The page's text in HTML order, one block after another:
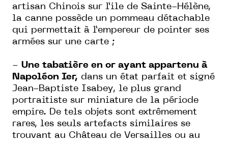
artisan Chinois sur l’ile de Sainte-Hélène,
la canne possède un pommeau détachable
qui permettait à l’empereur de pointer ses
armées sur une carte ;
- Une tabatière en or ayant appartenu à
Napoléon Ier, dans un état parfait et signé
Jean-Baptiste Isabey, le plus grand
portraitiste sur miniature de la période
empire. De tels objets sont extrêmement
rares, les seuls artefacts similaires se
trouvant au Château de Versailles ou au